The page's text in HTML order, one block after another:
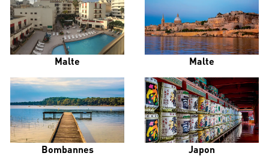
Malte Malte
Bombannes Japon